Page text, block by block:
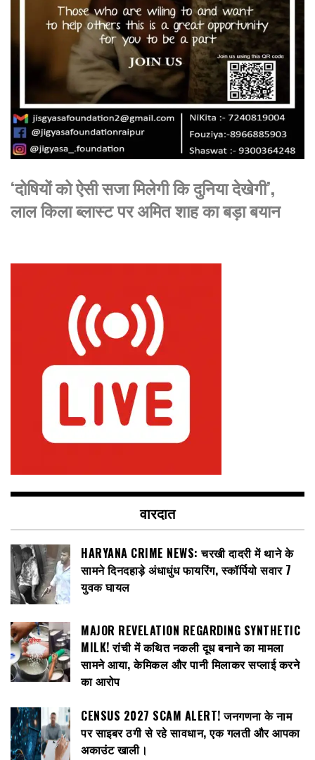
‘दोषियों को ऐसी सजा मिलेगी कि दुनिया देखेगी’,
लाल किला ब्लास्ट पर अमित शाह का बड़ा बयान
वारदात
HARYANA CRIME NEWS: चरखी दादरी में थाने के
सामने दिनदहाड़े अंधाधुंध फायरिंग, स्कॉर्पियो सवार 7
युवक घायल
MAJOR REVELATION REGARDING SYNTHETIC
MILK! रांची में कथित नकली दूध बनाने का मामला
सामने आया, केमिकल और पानी मिलाकर सप्लाई करने
का आरोप
CENSUS 2027 SCAM ALERT! जनगणना के नाम
पर साइबर ठगी से रहे सावधान, एक गलती और आपका
अकाउंट खाली।